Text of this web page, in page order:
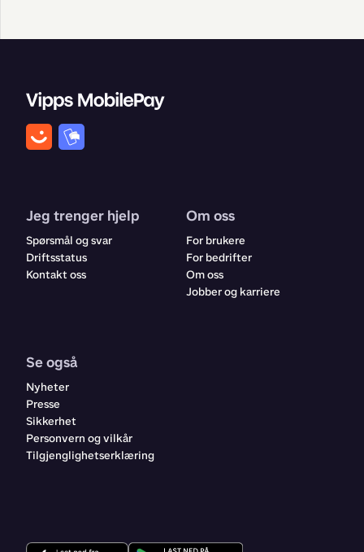
Jeg trenger hjelp
Spørsmål og svar
Driftsstatus
Kontakt oss
Om oss
For brukere
For bedrifter
Om oss
Jobber og karriere
Se også
Nyheter
Presse
Sikkerhet
Personvern og vilkår
Tilgjenglighetserklæring